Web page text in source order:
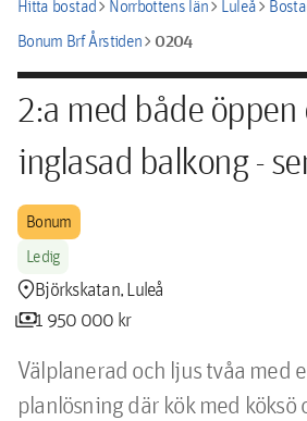
Hitta bostadchevron_rightNorrbottens länchevron_rightLuleåchevron_right
Bonum Brf Årstidenchevron_right0204
2:a med både öppen
inglasad balkong -
Bonum
Ledig
location_pinBjörkskatan, Luleå
payments1 950 000 kr
Välplanerad och ljus tvåa med
planlösning där kök med köksö